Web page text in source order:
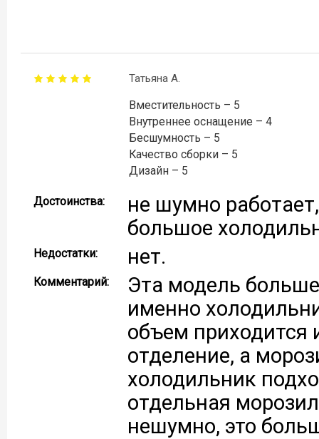
Татьяна А.
Вместительность – 5
Внутреннее оснащение – 4
Бесшумность – 5
Качество сборки – 5
Дизайн – 5
Достоинства:
не шумно работает,
большое
Недостатки: нет.
Комментарий:
Эта модель
именно
объем приходится
отделение, а
холодильник
отдельная
нешумно, это